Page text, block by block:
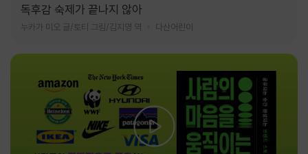
독후감 숙제가 끝나지 않아
누카가 미오 글/토티 그림/김지영 역 다산어린이